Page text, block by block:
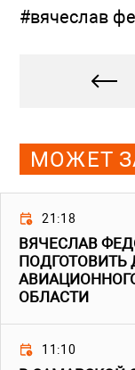
#вячеслав
МОЖЕТ
21:18
ВЯЧЕСЛАВ
ПОДГОТОВИТЬ
ОБЛАСТИ
11:10